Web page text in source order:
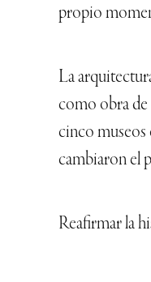
propio
La
como obra de
cinco museos
cambiaron el
Reafirmar la